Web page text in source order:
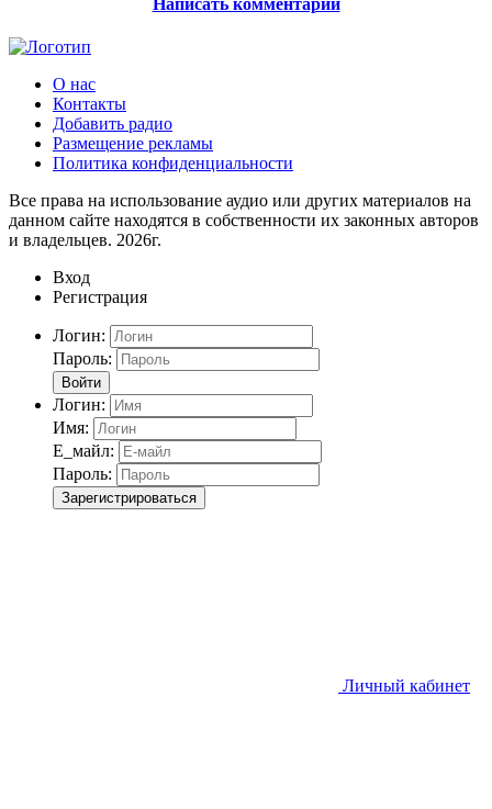
О нас
Контакты
Добавить радио
Размещение рекламы
Политика конфиденциальности
Все права на использование аудио или других материалов на
данном сайте находятся в собственности их законных авторов
и владельцев. 2026г.
Вход
Регистрация
Логин:
Пароль:
Войти
Логин:
Имя:
Е_майл:
Пароль:
Зарегистрироваться
Личный кабинет